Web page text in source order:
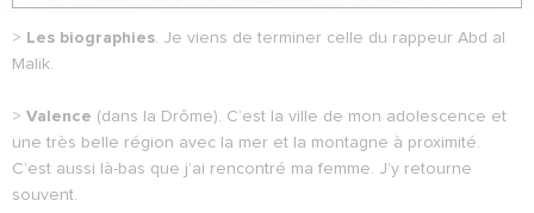
> Les biographies. Je viens de terminer celle du rappeur Abd al
Malik.
> Valence (dans la Drôme). C’est la ville de mon adolescence et
une très belle région avec la mer et la montagne à proximité.
C’est aussi là-bas que j’ai rencontré ma femme. J’y retourne
souvent.